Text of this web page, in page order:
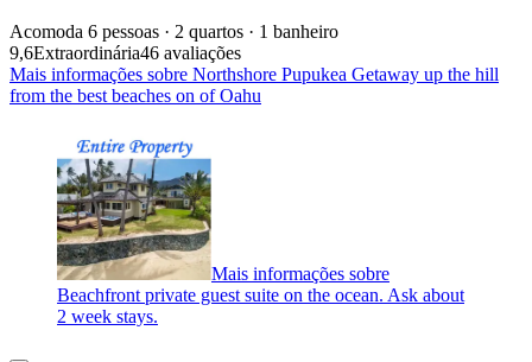
Acomoda 6 pessoas · 2 quartos · 1 banheiro
9,6Extraordinária46 avaliações
Mais informações sobre Northshore Pupukea Getaway up the hill
from the best beaches on of Oahu
Mais informações sobre
Beachfront private guest suite on the ocean. Ask about
2 week stays.